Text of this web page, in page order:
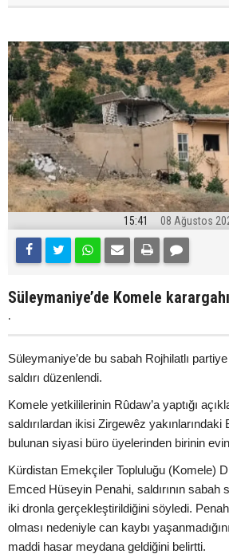
15:41 08 Ağustos
Süleymaniye’de Komele
.
Süleymaniye’de bu sabah Rojhilatlı
saldırı düzenlendi.
Komele yetkililerinin Rûdaw’a yaptığı
saldırılardan ikisi Zirgewêz
bulunan siyasi büro üyelerinden birinin
Kürdistan Emekçiler Topluluğu (Komele)
Emced Hüseyin Penahi, saldırının sabah
iki dronla gerçekleştirildiğini söyledi.
olması nedeniyle can kaybı
maddi hasar meydana geldiğini belirtti.